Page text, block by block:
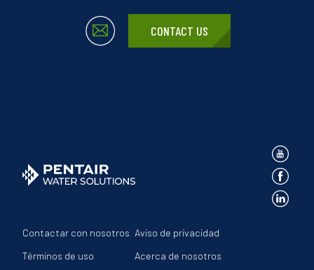
CONTACT US
Contactar con nosotros Aviso de privacidad
Términos de uso
Acerca de nosotros